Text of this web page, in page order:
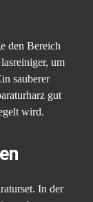
den Bereich
um
sauberer
gut
wird.
In der